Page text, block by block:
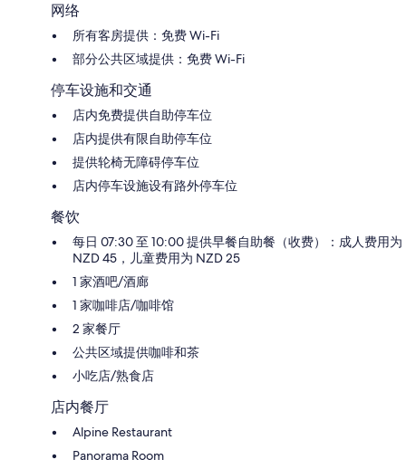
网络
所有客房提供：免费 Wi-Fi
部分公共区域提供：免费 Wi-Fi
停车设施和交通
店内免费提供自助停车位
店内提供有限自助停车位
提供轮椅无障碍停车位
店内停车设施设有路外停车位
餐饮
每日 07:30 至 10:00 提供早餐自助餐（收费）：成人费用为
NZD 45，儿童费用为 NZD 25
1 家酒吧/酒廊
1 家咖啡店/咖啡馆
2 家餐厅
公共区域提供咖啡和茶
小吃店/熟食店
店内餐厅
Alpine Restaurant
Panorama Room